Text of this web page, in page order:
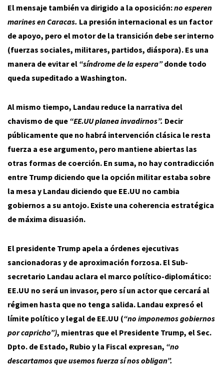
El mensaje también va dirigido a la oposición:no esperen
marines en Caracas. La presión internacional es un factor
de apoyo, pero el motor de la transición debe ser interno
(fuerzas sociales, militares, partidos, diáspora). Es una
manera de evitar el “síndrome de la espera”donde todo
queda supeditado a Washington.
Al mismo tiempo, Landau reduce la narrativa del
chavismo de que “EE.UU planea invadirnos”. Decir
públicamente que no habrá intervención clásica le resta
fuerza a ese argumento, pero mantiene abiertas las
otras formas de coerción. En suma, no hay contradicción
entre Trump diciendo que la opción militar estaba sobre
la mesa y Landau diciendo que EE.UU no cambia
gobiernos a su antojo. Existe una coherencia estratégica
de máxima disuasión.
El presidente Trump apela a órdenes ejecutivas
sancionadoras y de aproximación forzosa. El Sub-
secretario Landau aclara el marco político-diplomático:
EE.UU no será un invasor, pero sí un actor que cercará al
régimen hasta que no tenga salida. Landau expresó el
límite político y legal de EE.UU (“no imponemos gobiernos
por capricho”), mientras que el Presidente Trump, el Sec.
Dpto. de Estado, Rubio y la Fiscal expresan, “no
descartamos que usemos fuerza sí nos obligan”.